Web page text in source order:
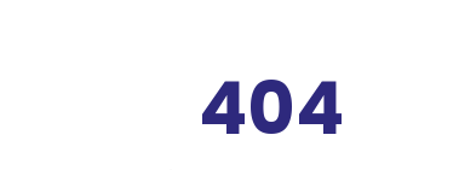
404